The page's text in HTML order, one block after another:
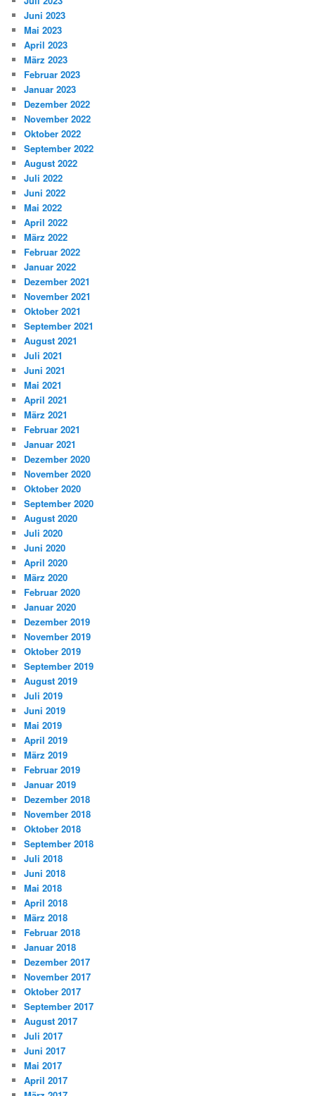
Juni 2023
Mai 2023
April 2023
März 2023
Februar 2023
Januar 2023
Dezember 2022
November 2022
Oktober 2022
September 2022
August 2022
Juli 2022
Juni 2022
Mai 2022
April 2022
März 2022
Februar 2022
Januar 2022
Dezember 2021
November 2021
Oktober 2021
September 2021
August 2021
Juli 2021
Juni 2021
Mai 2021
April 2021
März 2021
Februar 2021
Januar 2021
Dezember 2020
November 2020
Oktober 2020
September 2020
August 2020
Juli 2020
Juni 2020
April 2020
März 2020
Februar 2020
Januar 2020
Dezember 2019
November 2019
Oktober 2019
September 2019
August 2019
Juli 2019
Juni 2019
Mai 2019
April 2019
März 2019
Februar 2019
Januar 2019
Dezember 2018
November 2018
Oktober 2018
September 2018
Juli 2018
Juni 2018
Mai 2018
April 2018
März 2018
Februar 2018
Januar 2018
Dezember 2017
November 2017
Oktober 2017
September 2017
August 2017
Juli 2017
Juni 2017
Mai 2017
April 2017